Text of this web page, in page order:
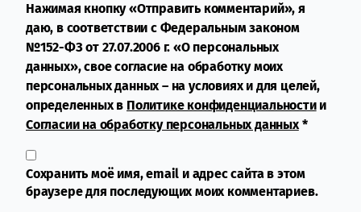
Нажимая кнопку «Отправить комментарий», я
даю, в соответствии с Федеральным законом
№152-ФЗ от 27.07.2006 г. «О персональных
данных», свое согласие на обработку моих
персональных данных – на условиях и для целей,
определенных в Политике конфиденциальностии
Согласии на обработку персональных данных*
Сохранить моё имя, email и адрес сайта в этом
браузере для последующих моих комментариев.